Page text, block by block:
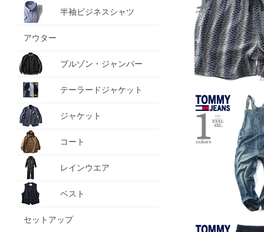
半袖ビジネスシャツ
アウター
ブルゾン・ジャンパー
テーラードジャケット
ジャケット
コート
レインウエア
ベスト
セットアップ